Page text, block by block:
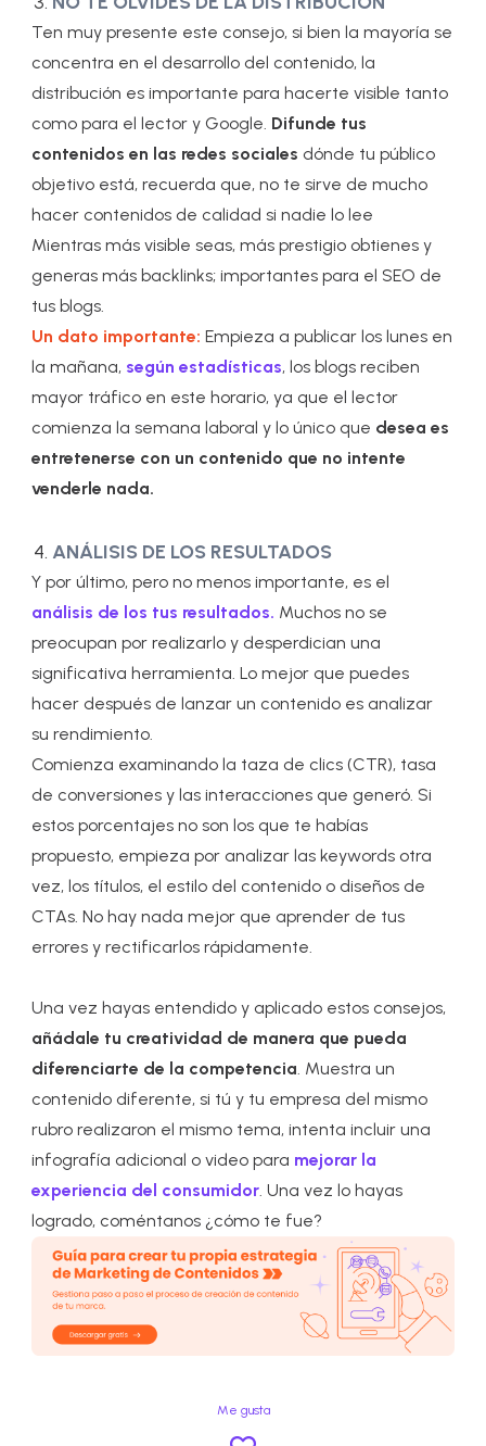
Ten muy presente este consejo, si bien la mayoría se
concentra en el desarrollo del contenido, la
distribución es importante para hacerte visible tanto
como para el lector y Google. Difunde tus
contenidos en las redes sociales dónde tu público
objetivo está, recuerda que, no te sirve de mucho
hacer contenidos de calidad si nadie lo lee
Mientras más visible seas, más prestigio obtienes y
generas más backlinks; importantes para el SEO de
tus blogs.
Un dato importante:Empieza a publicar los lunes en
la mañana, según estadísticas, los blogs reciben
mayor tráfico en este horario, ya que el lector
comienza la semana laboral y lo único que desea es
entretenerse con un contenido que no intente
venderle nada.
ANÁLISIS DE LOS RESULTADOS
Y por último, pero no menos importante, es el
análisis de los tus resultados. Muchos no se
preocupan por realizarlo y desperdician una
significativa herramienta. Lo mejor que puedes
hacer después de lanzar un contenido es analizar
su rendimiento.
Comienza examinando la taza de clics (CTR), tasa
de conversiones y las interacciones que generó. Si
estos porcentajes no son los que te habías
propuesto, empieza por analizar las keywords otra
vez, los títulos, el estilo del contenido o diseños de
CTAs. No hay nada mejor que aprender de tus
errores y rectificarlos rápidamente.
Una vez hayas entendido y aplicado estos consejos,
añádale tu creatividad de manera que pueda
diferenciarte de la competencia. Muestra un
contenido diferente, si tú y tu empresa del mismo
rubro realizaron el mismo tema, intenta incluir una
infografía adicional o video para mejorar la
experiencia del consumidor. Una vez lo hayas
logrado, coméntanos ¿cómo te fue?
Me gusta